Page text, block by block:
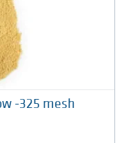
-325 mesh